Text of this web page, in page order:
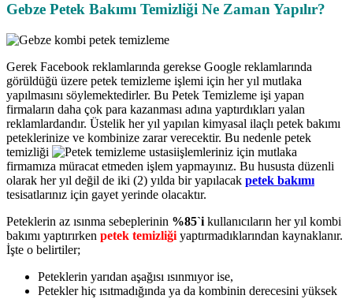
Gebze Petek Bakımı Temizliği Ne Zaman Yapılır?
Gerek Facebook reklamlarında gerekse Google reklamlarında
görüldüğü üzere petek temizleme işlemi için her yıl mutlaka
yapılmasını söylemektedirler. Bu Petek Temizleme işi yapan
firmaların daha çok para kazanması adına yaptırdıkları yalan
reklamlardandır. Üstelik her yıl yapılan kimyasal ilaçlı petek bakımı
peteklerinize ve kombinize zarar verecektir. Bu nedenle petek
temizliği
işlemleriniz için mutlaka
firmamıza müracat etmeden işlem yapmayınız. Bu hususta düzenli
olarak her yıl değil de iki (2) yılda bir yapılacak petek bakımı
tesisatlarınız için gayet yerinde olacaktır.
Peteklerin az ısınma sebeplerinin %85`i kullanıcıların her yıl kombi
bakımı yaptırırken petek temizliği yaptırmadıklarından kaynaklanır.
İşte o belirtiler;
Peteklerin yarıdan aşağısı ısınmıyor ise,
Petekler hiç ısıtmadığında ya da kombinin derecesini yüksek